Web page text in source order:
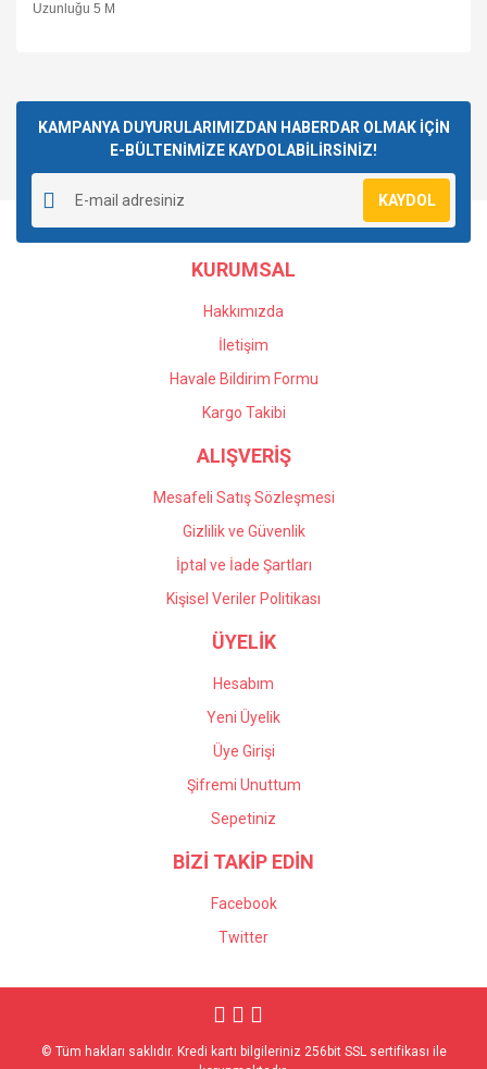
Uzunluğu 5 M
KAMPANYA DUYURULARIMIZDAN HABERDAR OLMAK İÇİN
E-BÜLTENİMİZE KAYDOLABİLİRSİNİZ!
KAYDOL
KURUMSAL
Hakkımızda
İletişim
Havale Bildirim Formu
Kargo Takibi
ALIŞVERİŞ
Mesafeli Satış Sözleşmesi
Gizlilik ve Güvenlik
İptal ve İade Şartları
Kişisel Veriler Politikası
ÜYELİK
Hesabım
Yeni Üyelik
Üye Girişi
Şifremi Unuttum
Sepetiniz
BİZİ TAKİP EDİN
Facebook
Twitter
© Tüm hakları saklıdır. Kredi kartı bilgileriniz 256bit SSL sertifikası ile